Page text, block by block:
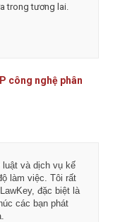
trong tương lai.
công nghệ phân
và dịch vụ kế
làm việc. Tôi rất
đặc biệt là
các bạn phát